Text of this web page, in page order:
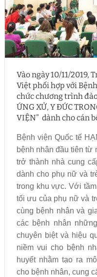
Vào ngày 10/11/2019,
Việt phối hợp với
chức chương trình đào
ỨNG XỬ, Y ĐỨC
VIỆN” dành cho cán
Bệnh viện Quốc tế
bệnh nhân đầu tiên từ
trở thành nhà cung
dành cho phụ nữ và
trong khu vực. Với
tối ưu của phụ nữ và
cùng bệnh nhân và
các bệnh nhân
chuyên biệt và hiệu
niềm vui cho bệnh
huyết nhằm tạo ra
cho bệnh nhân, cung